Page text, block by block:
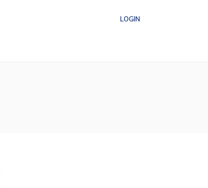
LOGIN